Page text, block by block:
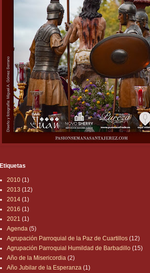
Etiquetas
2010 (1)
2013 (12)
2014 (1)
2016 (1)
2021 (1)
Agenda (5)
Agrupación Parroquial de la Paz de Cuartillos (12)
Agrupación Parroquial Humildad de Barbadillo (15)
Año de la Misericordia (2)
Año Jubilar de la Esperanza (1)